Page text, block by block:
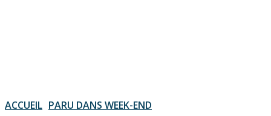
ACCUEIL PARU DANS WEEK-END